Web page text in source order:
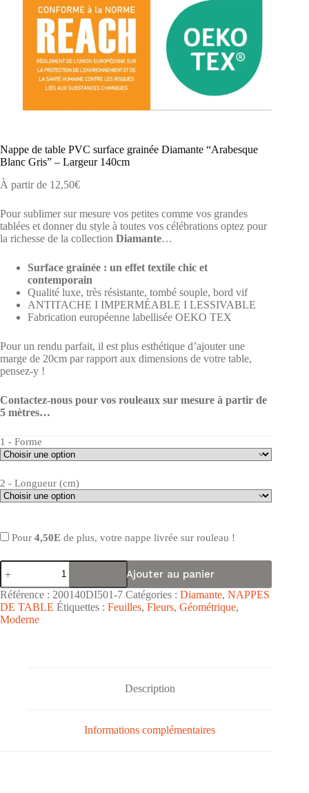
Nappe de table PVC surface grainée Diamante “Arabesque
Blanc Gris” – Largeur 140cm
À partir de 12,50€
Pour sublimer sur mesure vos petites comme vos grandes
tablées et donner du style à toutes vos célébrations optez pour
la richesse de la collection Diamante…
Surface grainée : un effet textile chic et
contemporain
Qualité luxe, très résistante, tombé souple, bord vif
ANTITACHE I IMPERMÉABLE I LESSIVABLE
Fabrication européenne labellisée OEKO TEX
Pour un rendu parfait, il est plus esthétique d’ajouter une
marge de 20cm par rapport aux dimensions de votre table,
pensez-y !
Contactez-nous pour vos rouleaux sur mesure à partir de
5 mètres…
1 - Forme
2 - Longueur (cm)
Pour 4,50E de plus, votre nappe livrée sur rouleau !
quantité
de
Nappe
de
table
PVC
Ajouter au panier
Référence : 200140DI501-7 Catégories : Diamante, NAPPES
DE TABLE Étiquettes : Feuilles, Fleurs, Géométrique,
Moderne
Description
Informations complémentaires